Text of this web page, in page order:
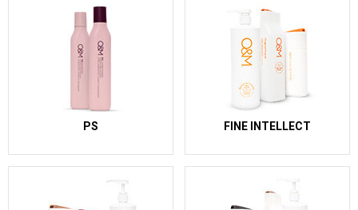
PS FINE INTELLECT